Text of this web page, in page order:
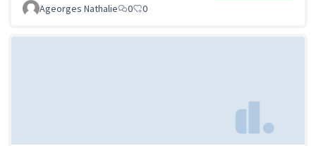
Ageorges Nathalie
0 0